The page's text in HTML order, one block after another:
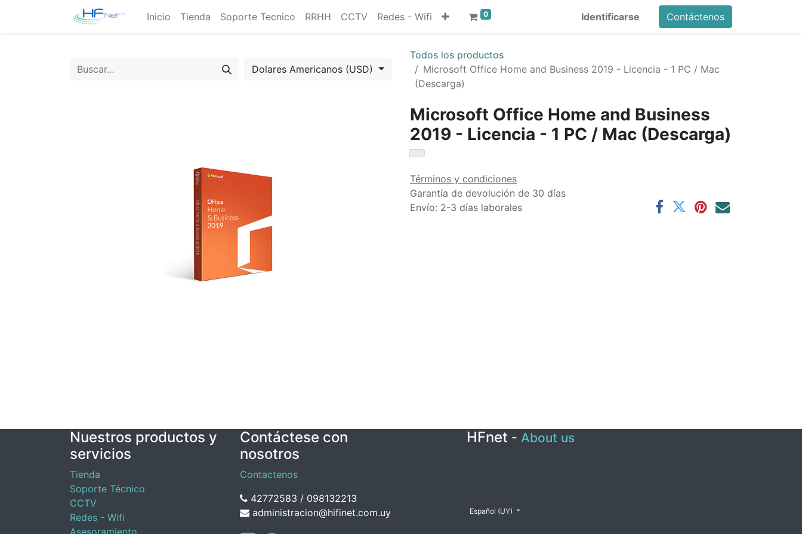
Inicio Tienda Soporte Tecnico RRHH CCTV Redes - Wifi 0 Identificarse Contáctenos
Dolares Americanos (USD)
Todos los productos
Microsoft Office Home and Business 2019 - Licencia - 1 PC / Mac
(Descarga)
Microsoft Office Home and Business
2019 - Licencia - 1 PC / Mac (Descarga)
Términos y condiciones
Garantía de devolución de 30 días
Envío: 2-3 días laborales
Nuestros productos y
servicios
Tienda
Soporte Técnico
CCTV
Redes - Wifi
Asesoramiento
Contáctese con
nosotros
Contactenos
42772583 / 098132213
administracion@hifinet.com.uy
HFnet - About us
Español (UY)